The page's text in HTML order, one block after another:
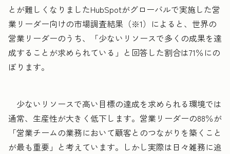
とが難しくなりましたHubSpotがグローバルで実施した営
業リーダー向けの市場調査結果（※1）によると、世界の
営業リーダーのうち、「少ないリソースで多くの成果を達
成することが求められている」と回答した割合は71％にの
ぼります。
少ないリソースで高い目標の達成を求められる環境では
通常、生産性が大きく低下します。営業リーダーの88％が
「営業チームの業務において顧客とのつながりを築くこと
が最も重要」と考えています。しかし実際は日々雑務に追